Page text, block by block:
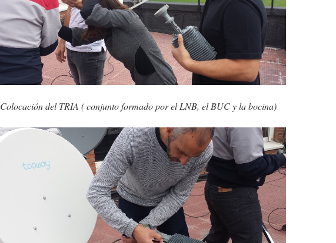
Colocación del TRIA ( conjunto formado por el LNB, el BUC y la bocina)